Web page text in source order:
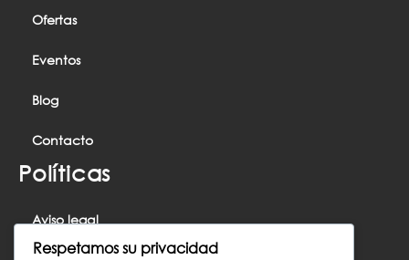
Ofertas
Eventos
Blog
Contacto
Políticas
Aviso legal
Respetamos su privacidad